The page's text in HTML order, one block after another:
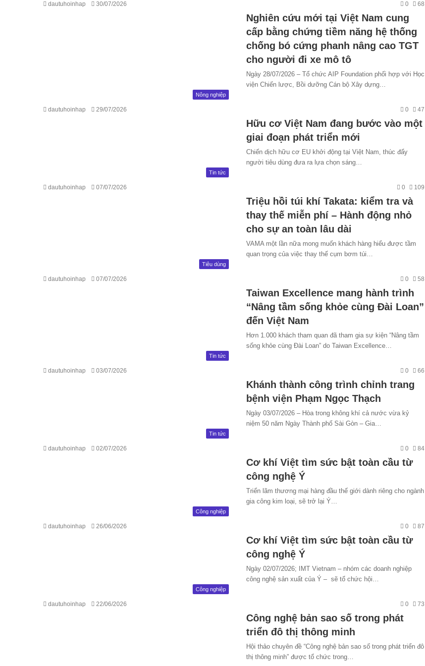
dautuhoinhap 30/07/2026 0 68
Nghiên cứu mới tại Việt Nam cung
cấp bằng chứng tiềm năng hệ thống
chống bó cứng phanh nâng cao TGT
cho người đi xe mô tô
Ngày 28/07/2026 – Tổ chức AIP Foundation phối hợp với Học
viện Chiến lược, Bồi dưỡng Cán bộ Xây dựng…
Nông nghiệp
dautuhoinhap 29/07/2026 0 47
Hữu cơ Việt Nam đang bước vào một
giai đoạn phát triển mới
Chiến dịch hữu cơ EU khởi động tại Việt Nam, thúc đẩy
người tiêu dùng đưa ra lựa chọn sáng…
Tin tức
dautuhoinhap 07/07/2026 0 109
Triệu hồi túi khí Takata: kiểm tra và
thay thế miễn phí – Hành động nhỏ
cho sự an toàn lâu dài
VAMA một lần nữa mong muốn khách hàng hiểu được tầm
quan trọng của việc thay thế cụm bơm túi…
Tiêu dùng
dautuhoinhap 07/07/2026 0 58
Taiwan Excellence mang hành trình
“Nâng tầm sống khỏe cùng Đài Loan”
đến Việt Nam
Hơn 1.000 khách tham quan đã tham gia sự kiện “Nâng tầm
sống khỏe cùng Đài Loan” do Taiwan Excellence…
Tin tức
dautuhoinhap 03/07/2026 0 66
Khánh thành công trình chỉnh trang
bệnh viện Phạm Ngọc Thạch
Ngày 03/07/2026 – Hòa trong không khí cả nước vừa kỷ
niệm 50 năm Ngày Thành phố Sài Gòn – Gia…
Tin tức
dautuhoinhap 02/07/2026 0 84
Cơ khí Việt tìm sức bật toàn cầu từ
công nghệ Ý
Triển lãm thương mại hàng đầu thế giới dành riêng cho ngành
gia công kim loại, sẽ trở lại Ý…
Công nghiệp
dautuhoinhap 26/06/2026 0 87
Cơ khí Việt tìm sức bật toàn cầu từ
công nghệ Ý
Ngày 02/07/2026; IMT Vietnam – nhóm các doanh nghiệp
công nghệ sản xuất của Ý – sẽ tổ chức hội…
Công nghiệp
dautuhoinhap 22/06/2026 0 73
Công nghệ bản sao số trong phát
triển đô thị thông minh
Hội thảo chuyên đề “Công nghệ bản sao số trong phát triển đô
thị thông minh” được tổ chức trong…